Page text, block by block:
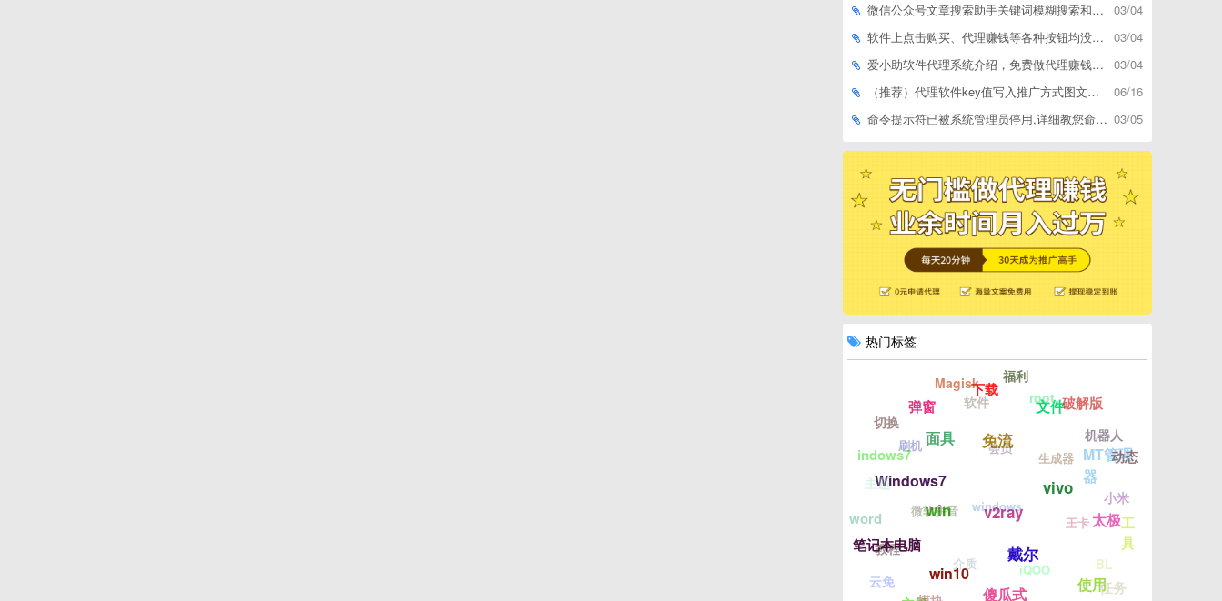
03/04
微信公众号文章搜索助手关键词模糊搜索和精确匹配搜索的区别
03/04
软件上点击购买、代理赚钱等各种按钮均没有反应，不打开相应网址怎么解决
03/04
爱小助软件代理系统介绍，免费做代理赚钱，带你轻松月收入过万
06/16
（推荐）代理软件key值写入推广方式图文教程
03/05
命令提示符已被系统管理员停用,详细教您命令提示符已被系统管理员停用怎么办
热门标签
v2ray
win
win10
傻瓜式
戴尔
vivo
免流
面具
Windows7
笔记本电脑
使用
太极
MT管理
器
文件
下载
弹窗
indows7
word
云免 任务
工
具
动态
破解版
福利
Magisk
切换
主题
教程
BL
小米
机器人
root
软件
刷机
微软拼音
介质 iQOO
王卡
生成器
会员
windows